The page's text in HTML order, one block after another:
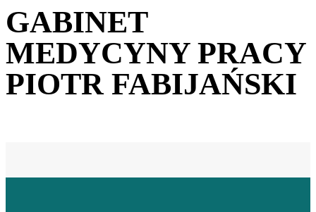
GABINET
MEDYCYNY PRACY
PIOTR FABIJAŃSKI